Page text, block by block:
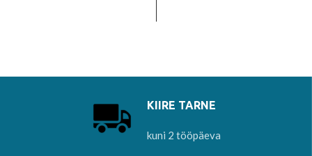
KIIRE TARNE
kuni 2 tööpäeva